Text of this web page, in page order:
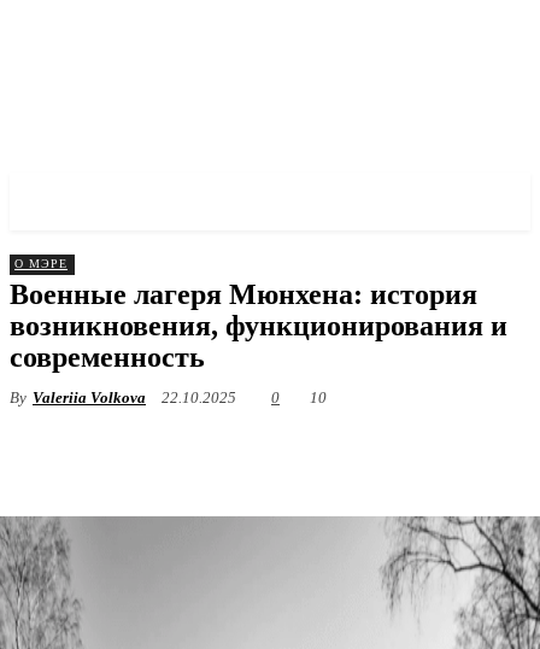
О МЭРЕ
Военные лагеря Мюнхена: история
возникновения, функционирования и
современность
By Valeriia Volkova 22.10.2025 0 10